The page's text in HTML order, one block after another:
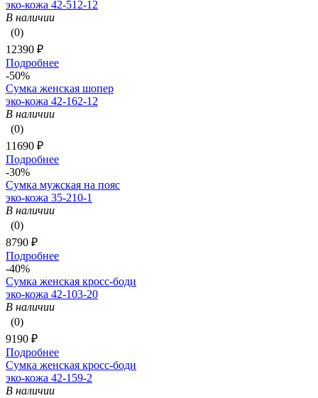
эко-кожа 42-512-12
В наличии
(0)
12390 ₽
Подробнее
-50%
Сумка женская шопер
эко-кожа 42-162-12
В наличии
(0)
11690 ₽
Подробнее
-30%
Сумка мужская на пояс
эко-кожа 35-210-1
В наличии
(0)
8790 ₽
Подробнее
-40%
Сумка женская кросс-боди
эко-кожа 42-103-20
В наличии
(0)
9190 ₽
Подробнее
Сумка женская кросс-боди
эко-кожа 42-159-2
В наличии